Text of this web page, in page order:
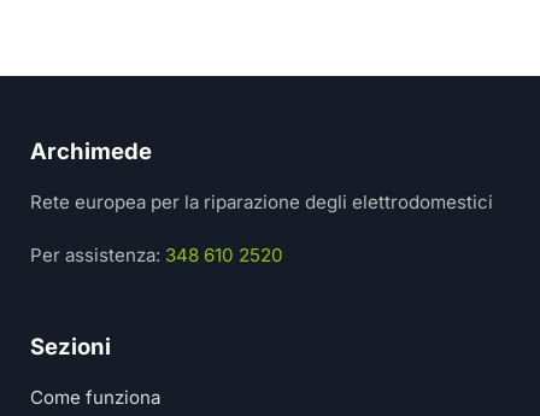
Archimede
Rete europea per la riparazione degli elettrodomestici
Per assistenza: 348 610 2520
Sezioni
Come funziona